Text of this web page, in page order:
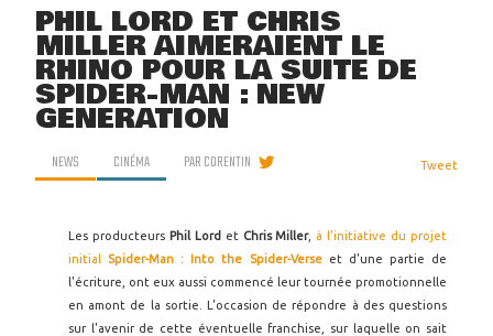
PHIL LORD ET CHRIS
MILLER AIMERAIENT LE
RHINO POUR LA SUITE DE
SPIDER-MAN : NEW
GENERATION
NEWS CINÉMA PARCORENTIN Tweet
Les producteurs Phil Lord et Chris Miller, à l'initiative du projet
initial Spider-Man : Into the Spider-Verseet d'une partie de
l'écriture, ont eux aussi commencé leur tournée promotionnelle
en amont de la sortie. L'occasion de répondre à des questions
sur l'avenir de cette éventuelle franchise, sur laquelle on sait